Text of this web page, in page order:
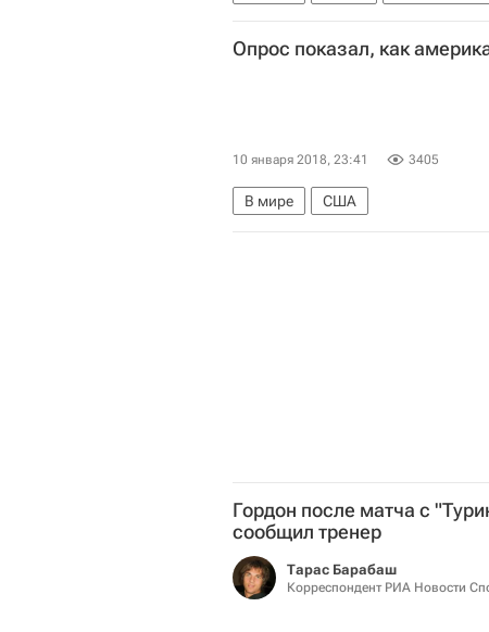
Опрос показал, как
10 января 2018, 23:41 3405
В мире США
Гордон после матча с
сообщил тренер
Тарас Барабаш
Корреспондент РИА Новости